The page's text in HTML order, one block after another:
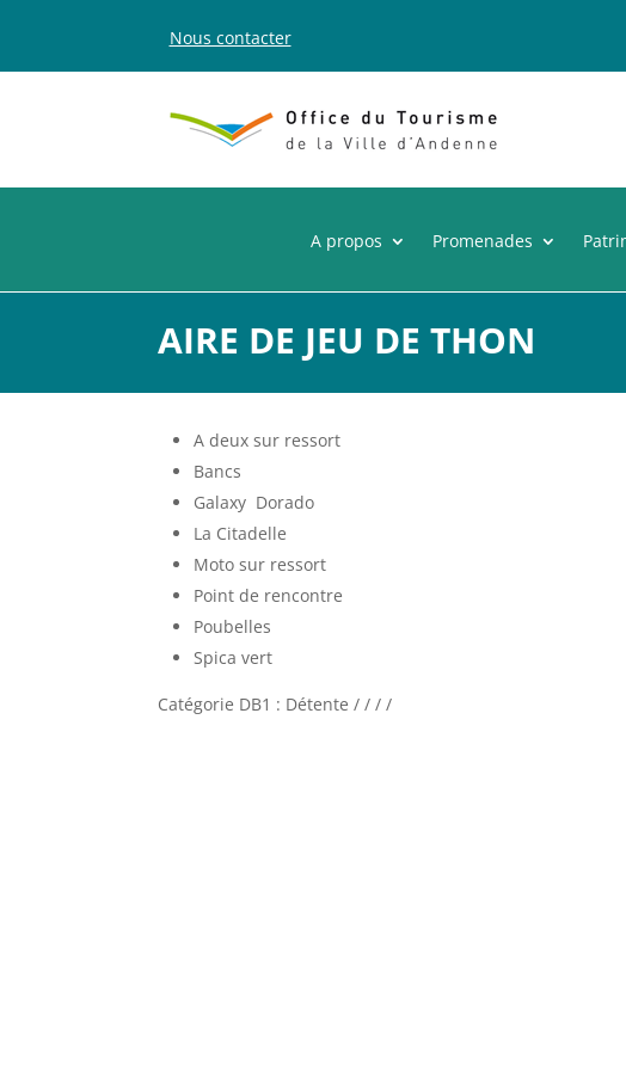
Nous contacter
A propos Promenades
AIRE DE JEU DE THON
A deux sur ressort
Bancs
Galaxy  Dorado
La Citadelle
Moto sur ressort
Point de rencontre
Poubelles
Spica vert
Catégorie DB1 : Détente / / / /